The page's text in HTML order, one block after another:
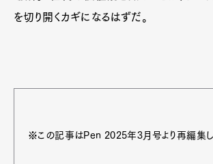
を切り開くカギになるはずだ。
※この記事はPen 2025年3月号より再編集し